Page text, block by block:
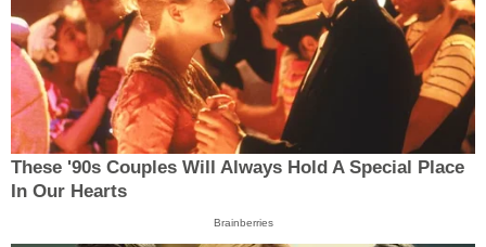
These '90s Couples Will Always Hold A Special Place
In Our Hearts
Brainberries